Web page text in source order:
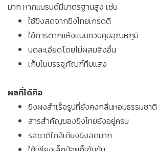
มาก หากแบรนด์มีมาตรฐานสูง เช่น
ใช้ขิงสดจากขิงไทยเกรดดี
ใช้การตากแห้งแบบควบคุมอุณหภูมิ
บดละเอียดโดยไม่ผสมสิ่งอื่น
เก็บในบรรจุภัณฑ์ทึบแสง
ผลที่ได้คือ
ขิงผงสำเร็จรูปที่ยังคงกลิ่นหอมธรรมชาติ
สารสำคัญของขิงไทยยังอยู่ครบ
รสชาติใกล้เคียงขิงสดมาก